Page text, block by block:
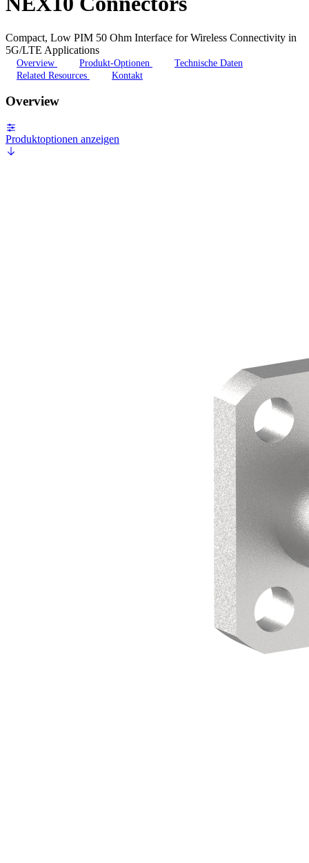
Compact, Low PIM 50 Ohm Interface for Wireless Connectivity in
5G/LTE Applications
Overview Produkt-Optionen
Technische Daten
Related Resources
Kontakt
Overview
Produktoptionen anzeigen